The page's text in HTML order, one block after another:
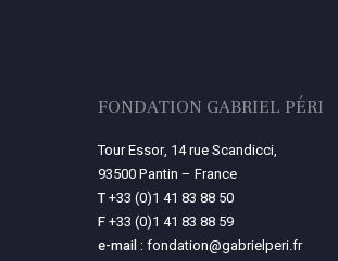
FONDATION GABRIEL PÉRI
Tour Essor, 14 rue Scandicci,
93500 Pantin – France
T+33 (0)1 41 83 88 50
F+33 (0)1 41 83 88 59
e-mail : fondation@gabrielperi.fr